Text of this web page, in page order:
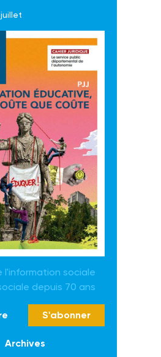
l'information sociale
depuis 70 ans
S'abonner
Archives